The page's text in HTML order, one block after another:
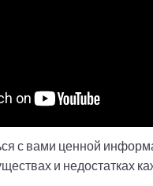
с вами ценной
и недостатках